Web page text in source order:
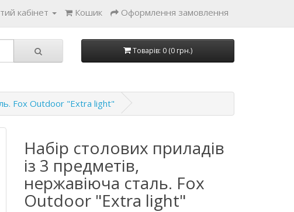
кабінет Кошик Оформлення замовлення
Товарів: 0 (0 грн.)
Fox Outdoor "Extra light"
Набір столових приладів
із 3 предметів,
нержавіюча сталь. Fox
Outdoor "Extra light"